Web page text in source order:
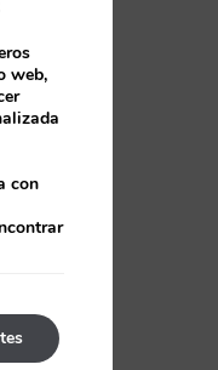
web,
con